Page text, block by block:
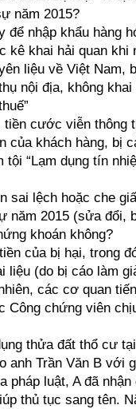
năm 2015?
nhập khẩu hàng
khai hải quan khi
liệu về Việt Nam,
nội địa, không
cước viễn thông
khách hàng, bị
“Lạm dụng tín
sai lệch hoặc che
năm 2015 (sửa đổi,
khoán không?
của bị hại, trong
(do bị cáo làm
các cơ quan
Công chứng viên
thửa đất thổ cư
anh Trần Văn B với
luật, A đã
thủ tục sang tên.